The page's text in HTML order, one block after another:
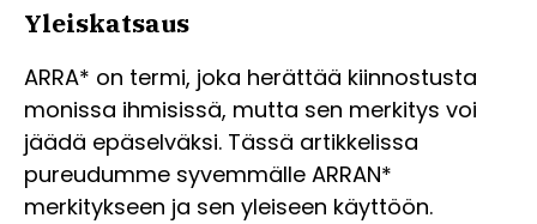
Yleiskatsaus
ARRA* on termi, joka herättää kiinnostusta
monissa ihmisissä, mutta sen merkitys voi
jäädä epäselväksi. Tässä artikkelissa
pureudumme syvemmälle ARRAN*
merkitykseen ja sen yleiseen käyttöön.